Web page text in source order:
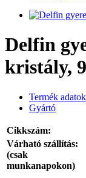
Delfin
kristály,
Termék adatok
Gyártó
Cikkszám:
Várható szállítás:
(csak
munkanapokon)